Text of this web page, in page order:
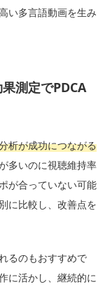
い多言語動画を生み
測定でPDCA
析が成功につながる
多いのに視聴維持率
が合っていない可能
に比較し、改善点を
るのもおすすめで
に活かし、継続的に